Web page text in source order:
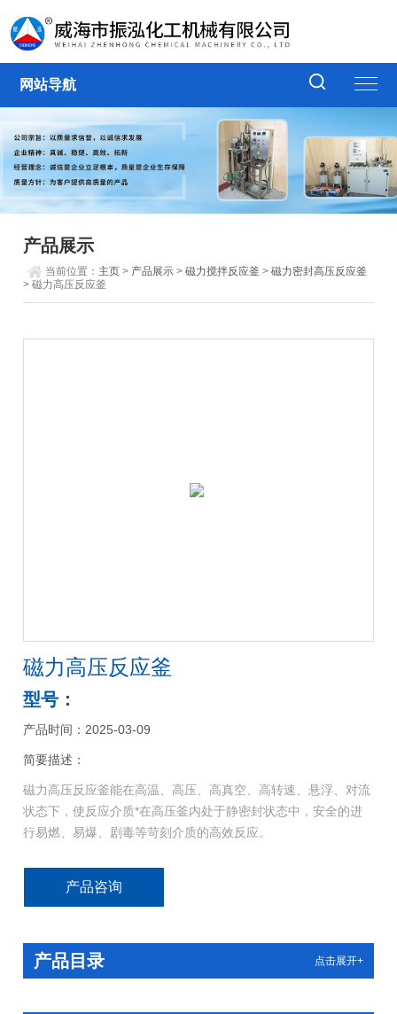
网站导航
产品展示
当前位置： 主页 > 产品展示 >磁力搅拌反应釜 >磁力密封高压反应釜
> 磁力高压反应釜
磁力高压反应釜
型号：
产品时间：2025-03-09
简要描述：
磁力高压反应釜能在高温、高压、高真空、高转速、悬浮、对流
状态下，使反应介质*在高压釜内处于静密封状态中，安全的进
行易燃、易爆、剧毒等苛刻介质的高效反应。
产品咨询
产品目录 点击展开+